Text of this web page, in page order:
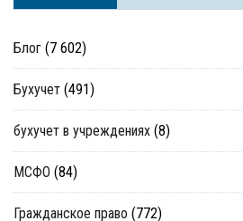
Блог (7 602)
Бухучет (491)
бухучет в учреждениях (8)
МСФО (84)
Гражданское право (772)